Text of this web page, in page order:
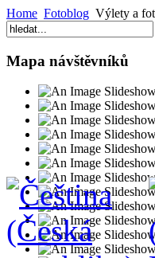
Home Fotoblog Výlety a
Mapa návštěvníků